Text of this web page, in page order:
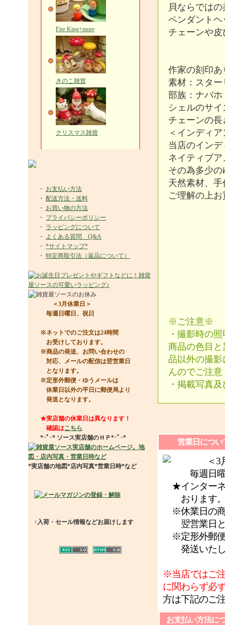
Fire King+more
きのこ雑貨
クリスマス雑貨
・ お支払い方法
・ 配送方法・送料
・ お買い物の方法
・ プライバシーポリシー
・ ラッピングについて
・ よくある質問 Q&A
・ *サイトマップ*
・ 特定商取引法（返品について）
＜3月休業日＞
毎週日曜日、祝日
※ネットでのご注文は24時間
お受けしております。
※商品の発送、お問い合わせの
対応、メールの配信は翌営業日
となります。
※定形外郵便・ゆうメールは
休業日以外の平日に郵便局より
発送となります。
★実店舗の休業日は異なります！
確認はこちら
*･ﾟ･* ソース実店舗のＨＰ*･ﾟ･*
*実店舗の地図*店内写真*営業日時*など
↑入荷・セール情報などお届けします
貝ならでは
ペンダント
チェーンや
作家の刻印
素材：スタ
部族：ナバホ
シェルのサイ
チェーンの長
＜インディ
当店のイン
ネイティブ
その為多少
天然素材、
ご理解の上
※ご注意※
・撮影時の
商品の色目
品以外の撮
んのでご注
・掲載写真
営業日につい
＜3月
毎週日曜
★インターネ
おります
※休業日の商
翌営業日と
※定形外郵便
発送いたし
※当店ではご
に関わらず必
方は下記のご
お支払い方法に